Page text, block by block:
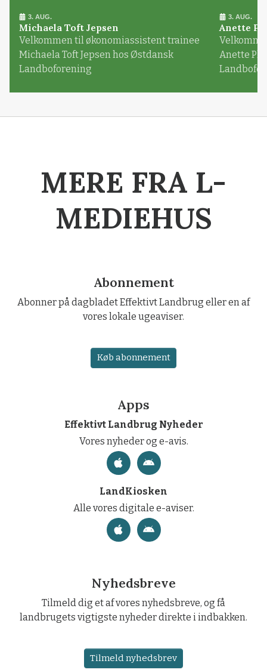
3. AUG.
Michaela Toft Jepsen
Velkommen til økonomiassistent trainee
Michaela Toft Jepsen hos Østdansk
Landboforening
3. AUG.
Anette
Anette
MERE FRA L-
MEDIEHUS
Abonnement
Abonner på dagbladet Effektivt Landbrug eller en af
vores lokale ugeaviser.
Køb abonnement
Apps
Effektivt Landbrug Nyheder
Vores nyheder og e-avis.
LandKiosken
Alle vores digitale e-aviser.
Nyhedsbreve
Tilmeld dig et af vores nyhedsbreve, og få
landbrugets vigtigste nyheder direkte i indbakken.
Tilmeld nyhedsbrev